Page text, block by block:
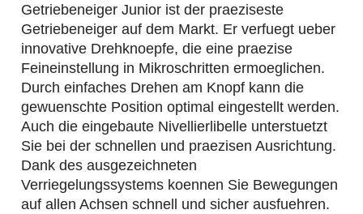
Getriebeneiger Junior ist der praeziseste
Getriebeneiger auf dem Markt. Er verfuegt ueber
innovative Drehknoepfe, die eine praezise
Feineinstellung in Mikroschritten ermoeglichen.
Durch einfaches Drehen am Knopf kann die
gewuenschte Position optimal eingestellt werden.
Auch die eingebaute Nivellierlibelle unterstuetzt
Sie bei der schnellen und praezisen Ausrichtung.
Dank des ausgezeichneten
Verriegelungssystems koennen Sie Bewegungen
auf allen Achsen schnell und sicher ausfuehren.